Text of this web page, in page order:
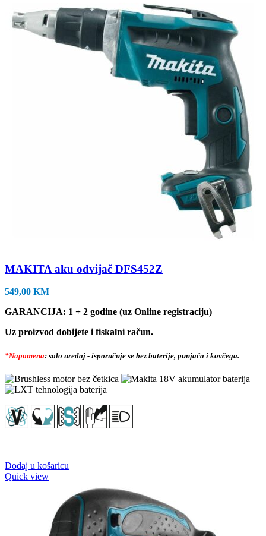
MAKITA aku odvijač DFS452Z
549,00 KM
GARANCIJA: 1 + 2 godine (uz Online registraciju)
Uz proizvod dobijete i fiskalni račun.
*Napomena: solo uređaj - isporučuje se bez baterije, punjača i kovčega.
Dodaj u košaricu
Quick view